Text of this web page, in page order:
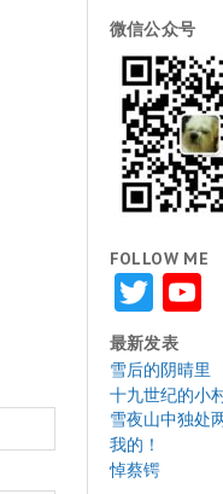
微信公众号
FOLLOW ME
最新发表
雪后的阴晴里
十九世纪的小
雪夜山中独处
我的！
悼蔡锷